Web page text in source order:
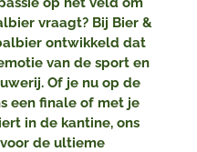
vraagt? Bij Bier &
ontwikkeld dat
van de sport en
Of je nu op de
een finale of met je
in de kantine, ons
de ultieme